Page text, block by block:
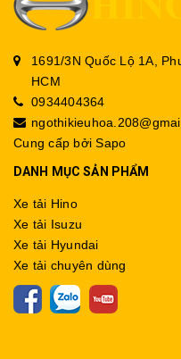
1691/3N Quốc Lộ 1A,
HCM
0934404364
Cung cấp bởiSapo
DANH MỤC SẢN PHẨM
Xe tải Hino
Xe tải Isuzu
Xe tải Hyundai
Xe tải chuyên dùng